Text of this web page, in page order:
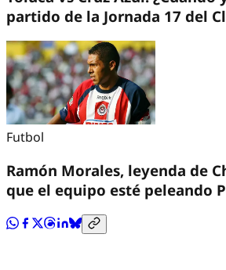
partido de la Jornada 17 del
Futbol
Ramón Morales, leyenda de
que el equipo esté peleando